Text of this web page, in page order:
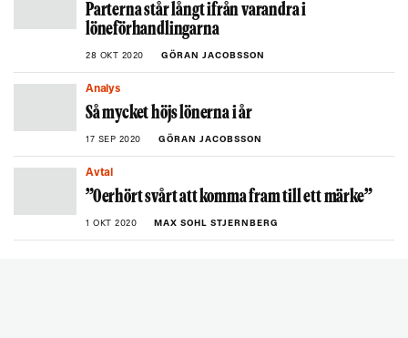
Parterna står långt ifrån varandra i
löneförhandlingarna
28 OKT 2020 GÖRAN JACOBSSON
Analys
Så mycket höjs lönerna i år
17 SEP 2020 GÖRAN JACOBSSON
Avtal
”Oerhört svårt att komma fram till ett märke”
1 OKT 2020 MAX SOHL STJERNBERG